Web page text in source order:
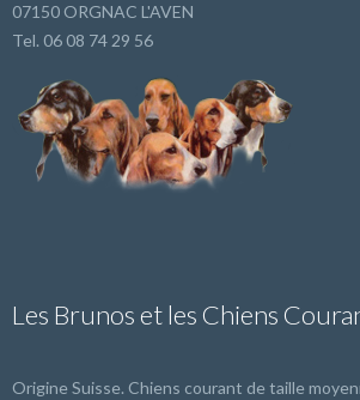
07150 ORGNAC L'AVEN
Tel. 06 08 74 29 56
Les Brunos et les Chiens
Origine Suisse. Chiens courant de taille